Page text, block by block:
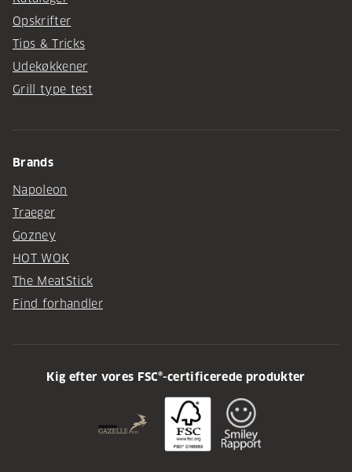
Opskrifter
Tips & Tricks
Udekøkkener
Grill type test
Brands
Napoleon
Traeger
Gozney
HOT WOK
The MeatStick
Find forhandler
Kig efter vores FSC®-certificerede produkter